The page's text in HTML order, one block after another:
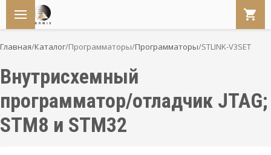
Главная/Каталог/Программаторы/Программаторы/STLINK-V3SET
Внутрисхемный
программатор/отладчик JTAG;
STM8 и STM32